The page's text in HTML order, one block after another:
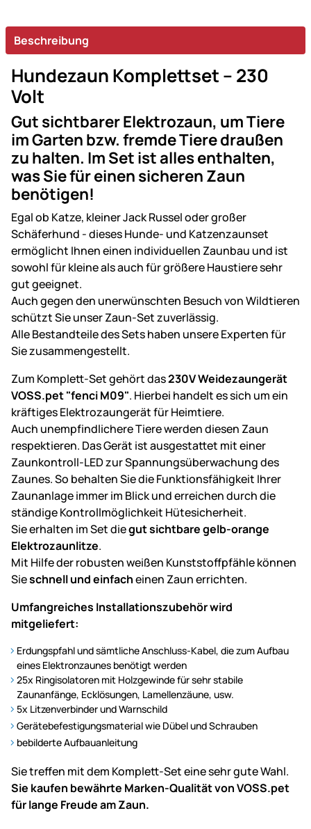
Beschreibung
Hundezaun Komplettset – 230
Volt
Gut sichtbarer Elektrozaun, um Tiere
im Garten bzw. fremde Tiere draußen
zu halten. Im Set ist alles enthalten,
was Sie für einen sicheren Zaun
benötigen!
Egal ob Katze, kleiner Jack Russel oder großer
Schäferhund - dieses Hunde- und Katzenzaunset
ermöglicht Ihnen einen individuellen Zaunbau und ist
sowohl für kleine als auch für größere Haustiere sehr
gut geeignet.
Auch gegen den unerwünschten Besuch von Wildtieren
schützt Sie unser Zaun-Set zuverlässig.
Alle Bestandteile des Sets haben unsere Experten für
Sie zusammengestellt.
Zum Komplett-Set gehört das230V Weidezaungerät
VOSS.pet "fenci M09". Hierbei handelt es sich um ein
kräftiges Elektrozaungerät für Heimtiere.
Auch unempfindlichere Tiere werden diesen Zaun
respektieren. Das Gerät ist ausgestattet mit einer
Zaunkontroll-LED zur Spannungsüberwachung des
Zaunes. So behalten Sie die Funktionsfähigkeit Ihrer
Zaunanlage immer im Blick und erreichen durch die
ständige Kontrollmöglichkeit Hütesicherheit.
Sie erhalten im Set diegut sichtbare gelb-orange
Elektrozaunlitze.
Mit Hilfe der robusten weißen Kunststoffpfähle können
Sieschnell und einfacheinen Zaun errichten.
Umfangreiches Installationszubehör wird
mitgeliefert:
Erdungspfahl und sämtliche Anschluss-Kabel, die zum Aufbau
eines Elektronzaunes benötigt werden
25x Ringisolatoren mit Holzgewinde für sehr stabile
Zaunanfänge, Ecklösungen, Lamellenzäune, usw.
5x Litzenverbinder und Warnschild
Gerätebefestigungsmaterial wie Dübel und Schrauben
bebilderte Aufbauanleitung
Sie treffen mit dem Komplett-Set eine sehr gute Wahl.
Sie kaufen bewährte Marken-Qualität von VOSS.pet
für lange Freude am Zaun.